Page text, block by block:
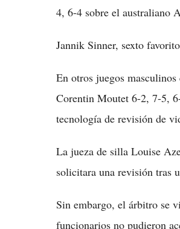
4, 6-4 sobre el australiano
Jannik Sinner, sexto
En otros juegos
Corentin Moutet 6-2, 7-5,
tecnología de revisión de
La jueza de silla Louise
solicitara una revisión tras
Sin embargo, el árbitro se
funcionarios no pudieron